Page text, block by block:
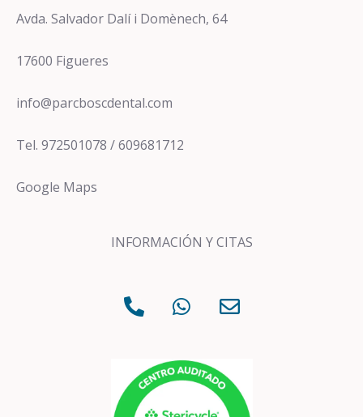
Avda. Salvador Dalí i Domènech, 64
17600 Figueres
info@parcboscdental.com
Tel. 972501078 / 609681712
Google Maps
INFORMACIÓN Y CITAS